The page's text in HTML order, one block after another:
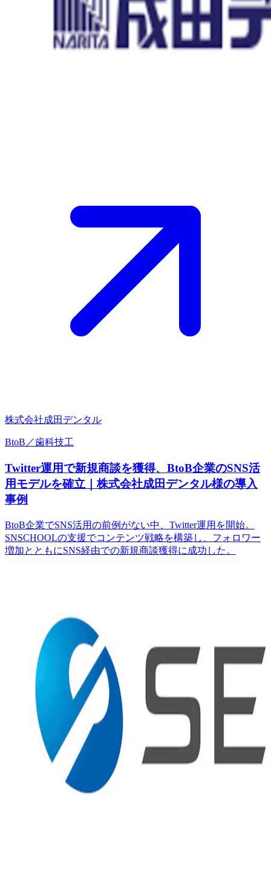
株式会社成田デンタル
BtoB／歯科技工
Twitter運用で新規商談を獲得、BtoB企業のSNS活
用モデルを確立｜株式会社成田デンタル様の導入
事例
BtoB企業でSNS活用の前例がない中、Twitter運用を開始。
SNSCHOOLの支援でコンテンツ戦略を構築し、フォロワー
増加とともにSNS経由での新規商談獲得に成功した。